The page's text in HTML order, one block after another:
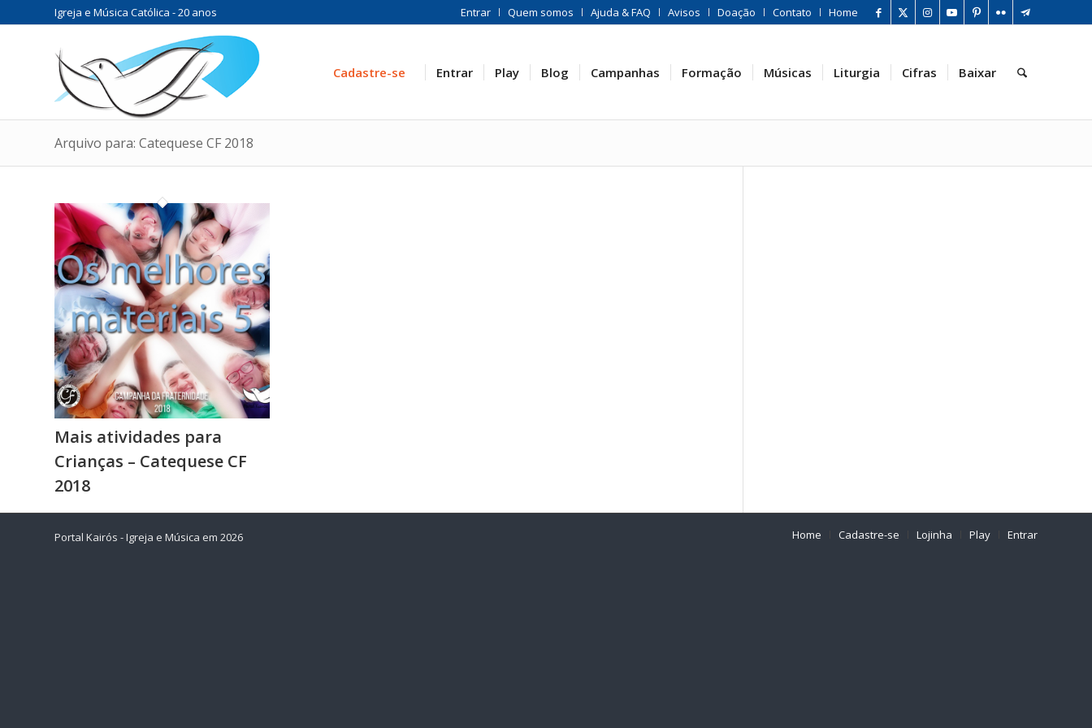
Entrar Quem somos Ajuda & FAQ Avisos Doação Contato Home
Igreja e Música Católica - 20 anos
Cadastre-se Entrar Play Blog Campanhas Formação Músicas Liturgia Cifras Baixar
Arquivo para: Catequese CF 2018
Mais atividades para
Crianças – Catequese CF
2018
Portal Kairós - Igreja e Música em 2026 Home Cadastre-se Lojinha Play Entrar